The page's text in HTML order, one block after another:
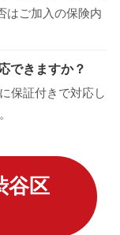
はご加入の保険内
できますか？
保証付きで対応し
谷区